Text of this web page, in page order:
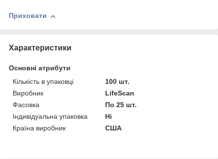
Приховати
Характеристики
Основні атрибути
Кількість в упаковці
100 шт.
Виробник
LifeScan
Фасовка
По 25 шт.
Індивідуальна упаковка
Ні
Країна виробник
США